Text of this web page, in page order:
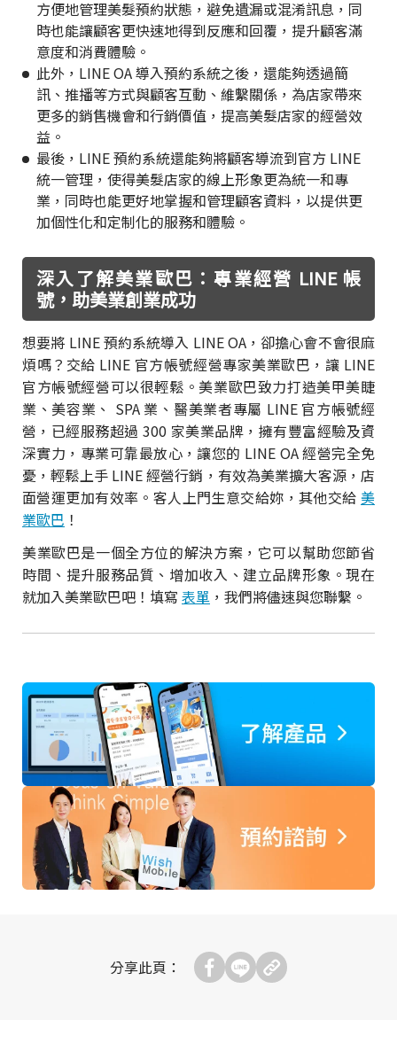
方便地管理美髮預約狀態，避免遺漏或混淆訊息，同
時也能讓顧客更快速地得到反應和回覆，提升顧客滿
意度和消費體驗。
此外，LINE OA 導入預約系統之後，還能夠透過簡
訊、推播等方式與顧客互動、維繫關係，為店家帶來
更多的銷售機會和行銷價值，提高美髮店家的經營效
益。
最後，LINE 預約系統還能夠將顧客導流到官方 LINE
統一管理，使得美髮店家的線上形象更為統一和專
業，同時也能更好地掌握和管理顧客資料，以提供更
加個性化和定制化的服務和體驗。
深入了解美業歐巴：專業經營 LINE 帳
號，助美業創業成功
想要將 LINE 預約系統導入 LINE OA，卻擔心會不會很麻
煩嗎？交給 LINE 官方帳號經營專家美業歐巴，讓 LINE
官方帳號經營可以很輕鬆。美業歐巴致力打造美甲美睫
業、美容業、 SPA 業、醫美業者專屬 LINE 官方帳號經
營，已經服務超過 300 家美業品牌，擁有豐富經驗及資
深實力，專業可靠最放心，讓您的 LINE OA 經營完全免
憂，輕鬆上手 LINE 經營行銷，有效為美業擴大客源，店
面營運更加有效率。客人上門生意交給妳，其他交給 美
業歐巴 ！
美業歐巴是一個全方位的解決方案，它可以幫助您節省
時間、提升服務品質、增加收入、建立品牌形象。現在
就加入美業歐巴吧！填寫 表單 ，我們將儘速與您聯繫。
分享此頁：